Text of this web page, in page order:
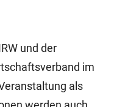
und der
im
als